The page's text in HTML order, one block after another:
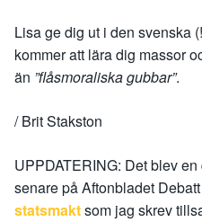
Lisa ge dig ut i den svenska
kommer att lära dig massor
än ”flåsmoraliska gubbar”.
/ Brit Stakston
UPPDATERING: Det blev
senare på Aftonbladet Debatt
statsmaktsom jag skrev